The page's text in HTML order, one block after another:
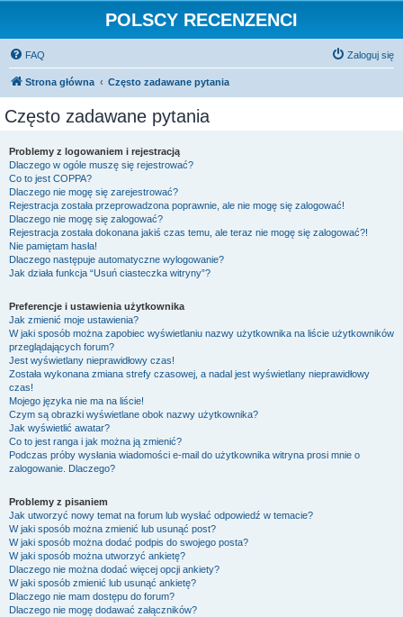
POLSCY RECENZENCI
FAQ Zaloguj się
Strona główna Często zadawane pytania
Często zadawane pytania
Problemy z logowaniem i rejestracją
Dlaczego w ogóle muszę się rejestrować?
Co to jest COPPA?
Dlaczego nie mogę się zarejestrować?
Rejestracja została przeprowadzona poprawnie, ale nie mogę się zalogować!
Dlaczego nie mogę się zalogować?
Rejestracja została dokonana jakiś czas temu, ale teraz nie mogę się zalogować?!
Nie pamiętam hasła!
Dlaczego następuje automatyczne wylogowanie?
Jak działa funkcja “Usuń ciasteczka witryny”?
Preferencje i ustawienia użytkownika
Jak zmienić moje ustawienia?
W jaki sposób można zapobiec wyświetlaniu nazwy użytkownika na liście użytkowników
przeglądających forum?
Jest wyświetlany nieprawidłowy czas!
Została wykonana zmiana strefy czasowej, a nadal jest wyświetlany nieprawidłowy
czas!
Mojego języka nie ma na liście!
Czym są obrazki wyświetlane obok nazwy użytkownika?
Jak wyświetlić awatar?
Co to jest ranga i jak można ją zmienić?
Podczas próby wysłania wiadomości e-mail do użytkownika witryna prosi mnie o
zalogowanie. Dlaczego?
Problemy z pisaniem
Jak utworzyć nowy temat na forum lub wysłać odpowiedź w temacie?
W jaki sposób można zmienić lub usunąć post?
W jaki sposób można dodać podpis do swojego posta?
W jaki sposób można utworzyć ankietę?
Dlaczego nie można dodać więcej opcji ankiety?
W jaki sposób zmienić lub usunąć ankietę?
Dlaczego nie mam dostępu do forum?
Dlaczego nie mogę dodawać załączników?